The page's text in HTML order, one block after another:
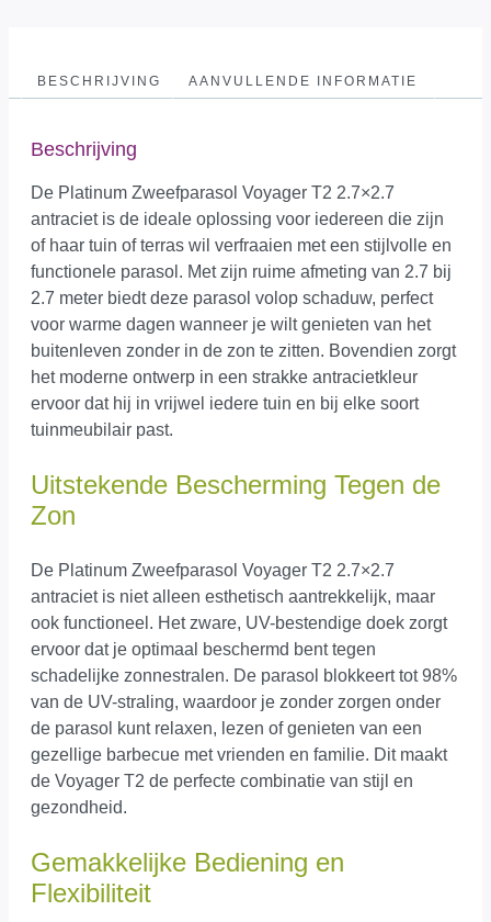
BESCHRIJVING AANVULLENDE INFORMATIE
Beschrijving
De Platinum Zweefparasol Voyager T2 2.7×2.7
antraciet is de ideale oplossing voor iedereen die zijn
of haar tuin of terras wil verfraaien met een stijlvolle en
functionele parasol. Met zijn ruime afmeting van 2.7 bij
2.7 meter biedt deze parasol volop schaduw, perfect
voor warme dagen wanneer je wilt genieten van het
buitenleven zonder in de zon te zitten. Bovendien zorgt
het moderne ontwerp in een strakke antracietkleur
ervoor dat hij in vrijwel iedere tuin en bij elke soort
tuinmeubilair past.
Uitstekende Bescherming Tegen de
Zon
De Platinum Zweefparasol Voyager T2 2.7×2.7
antraciet is niet alleen esthetisch aantrekkelijk, maar
ook functioneel. Het zware, UV-bestendige doek zorgt
ervoor dat je optimaal beschermd bent tegen
schadelijke zonnestralen. De parasol blokkeert tot 98%
van de UV-straling, waardoor je zonder zorgen onder
de parasol kunt relaxen, lezen of genieten van een
gezellige barbecue met vrienden en familie. Dit maakt
de Voyager T2 de perfecte combinatie van stijl en
gezondheid.
Gemakkelijke Bediening en
Flexibiliteit